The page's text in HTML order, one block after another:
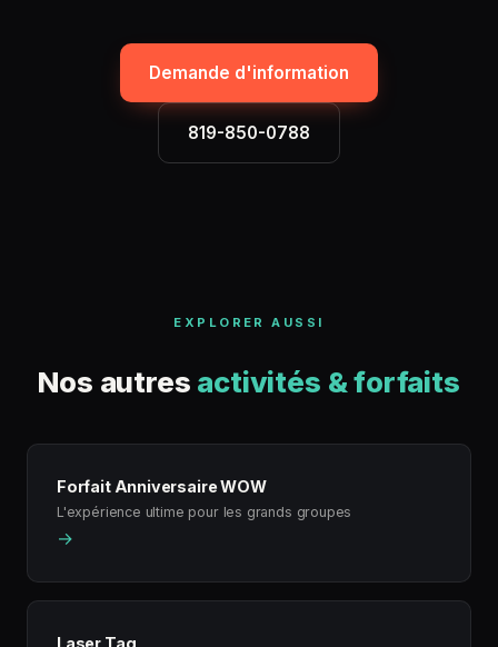
Demande d'information
819-850-0788
EXPLORER AUSSI
Nos autres activités & forfaits
Forfait Anniversaire WOW
L'expérience ultime pour les grands groupes
→
Laser Tag